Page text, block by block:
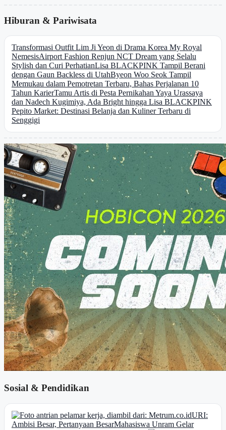
Hiburan & Pariwisata
Transformasi Outfit Lim Ji Yeon di Drama Korea My Royal
NemesisAirport Fashion Renjun NCT Dream yang Selalu
Stylish dan Curi PerhatianLisa BLACKPINK Tampil Berani
dengan Gaun Backless di UtahByeon Woo Seok Tampil
Memukau dalam Pemotretan Terbaru, Bahas Perjalanan 10
Tahun KarierTamu Artis di Pesta Pernikahan Yaya Urassaya
dan Nadech Kugimiya, Ada Bright hingga Lisa BLACKPINK
Pepito Market: Destinasi Belanja dan Kuliner Terbaru di
Senggigi
Sosial & Pendidikan
URI:
Ambisi Besar, Pertanyaan BesarMahasiswa Unram Gelar